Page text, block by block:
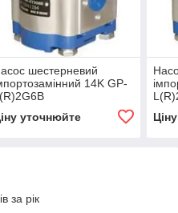
шестерневий
14K GP-
уточнюйте
за рік